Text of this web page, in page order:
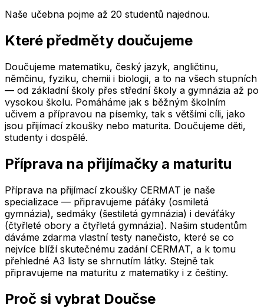
Naše učebna pojme až 20 studentů najednou.
Které předměty doučujeme
Doučujeme matematiku, český jazyk, angličtinu,
němčinu, fyziku, chemii i biologii, a to na všech stupních
— od základní školy přes střední školy a gymnázia až po
vysokou školu. Pomáháme jak s běžným školním
učivem a přípravou na písemky, tak s většími cíli, jako
jsou přijímací zkoušky nebo maturita. Doučujeme děti,
studenty i dospělé.
Příprava na přijímačky a maturitu
Příprava na přijímací zkoušky CERMAT je naše
specializace — připravujeme páťáky (osmiletá
gymnázia), sedmáky (šestiletá gymnázia) i deváťáky
(čtyřleté obory a čtyřletá gymnázia). Našim studentům
dáváme zdarma vlastní testy nanečisto, které se co
nejvíce blíží skutečnému zadání CERMAT, a k tomu
přehledné A3 listy se shrnutím látky. Stejně tak
připravujeme na maturitu z matematiky i z češtiny.
Proč si vybrat Doučse